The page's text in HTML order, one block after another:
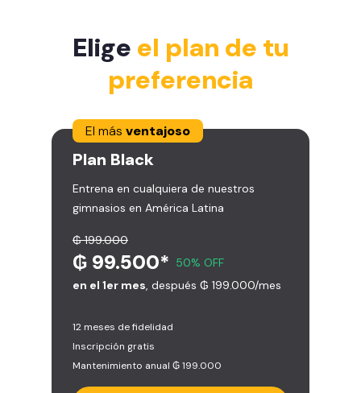
Elige el plan de tu
preferencia
El más ventajoso
Plan Black
Entrena en cualquiera de nuestros
gimnasios en América Latina
₲ 199.000
₲ 99.500* 50% OFF
en el 1er mes , después ₲ 199.000/mes
12 meses de fidelidad
Inscripción gratis
Mantenimiento anual ₲ 199.000